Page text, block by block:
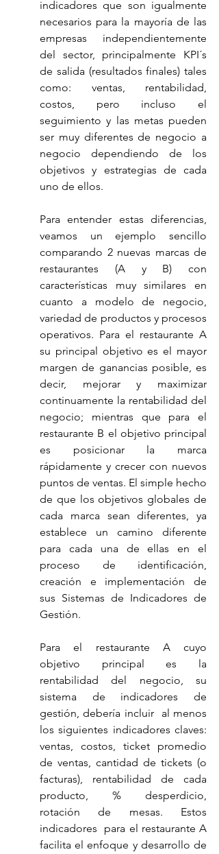
indicadores que son igualmente
necesarios para la mayoría de las
empresas independientemente
del sector, principalmente KPI´s
de salida (resultados finales) tales
como: ventas, rentabilidad,
costos, pero incluso el
seguimiento y las metas pueden
ser muy diferentes de negocio a
negocio dependiendo de los
objetivos y estrategias de cada
uno de ellos.
Para entender estas diferencias,
veamos un ejemplo sencillo
comparando 2 nuevas marcas de
restaurantes (A y B) con
características muy similares en
cuanto a modelo de negocio,
variedad de productos y procesos
operativos. Para el restaurante A
su principal objetivo es el mayor
margen de ganancias posible, es
decir, mejorar y maximizar
continuamente la rentabilidad del
negocio; mientras que para el
restaurante B el objetivo principal
es posicionar la marca
rápidamente y crecer con nuevos
puntos de ventas. El simple hecho
de que los objetivos globales de
cada marca sean diferentes, ya
establece un camino diferente
para cada una de ellas en el
proceso de identificación,
creación e implementación de
sus Sistemas de Indicadores de
Gestión.
Para el restaurante A cuyo
objetivo principal es la
rentabilidad del negocio, su
sistema de indicadores de
gestión, debería incluir  al menos
los siguientes indicadores claves:
ventas, costos, ticket promedio
de ventas, cantidad de tickets (o
facturas), rentabilidad de cada
producto, % desperdicio,
rotación de mesas. Estos
indicadores  para el restaurante A
facilita el enfoque y desarrollo de